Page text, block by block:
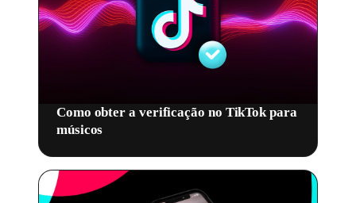
Como obter a verificação no TikTok para
músicos